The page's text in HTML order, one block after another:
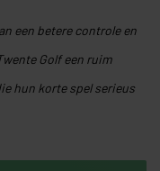
een betere controle en
Golf een ruim
hun korte spel serieus